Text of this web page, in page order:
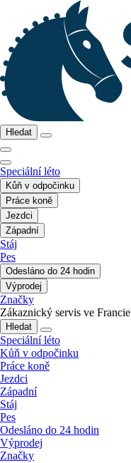
Hledat
Speciální léto
Kůň v odpočinku
Práce koně
Jezdci
Západní
Stáj
Pes
Odesláno do 24 hodin
Výprodej
Značky
Zákaznický servis ve Francie
Hledat
Speciální léto
Kůň v odpočinku
Práce koně
Jezdci
Západní
Stáj
Pes
Odesláno do 24 hodin
Výprodej
Značky